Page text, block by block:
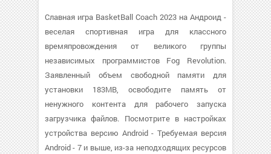
Славная игра BasketBall Coach 2023 на Андроид -
веселая спортивная игра для классного
времяпровождения от великого группы
независимых программистов Fog Revolution.
Заявленный объем свободной памяти для
установки 183MB, освободите память от
ненужного контента для рабочего запуска
загрузчика файлов. Посмотрите в настройках
устройства версию Android - Требуемая версия
Android - 7 и выше, из-за неподходящих ресурсов